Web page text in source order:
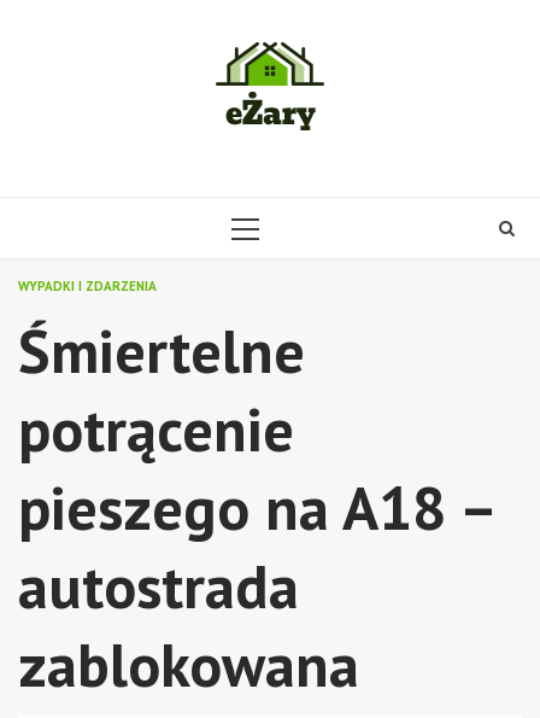
PRIMARY
WYPADKI I ZDARZENIA
Śmiertelne
potrącenie
pieszego na A18 –
autostrada
zablokowana